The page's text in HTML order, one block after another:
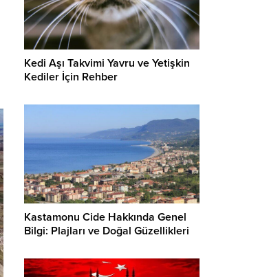
Kedi Aşı Takvimi Yavru ve Yetişkin
Kediler İçin Rehber
Kastamonu Cide Hakkında Genel
Bilgi: Plajları ve Doğal Güzellikleri